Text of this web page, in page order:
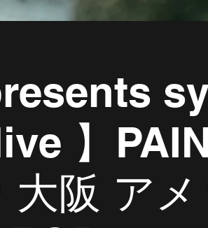
】
大阪 ア